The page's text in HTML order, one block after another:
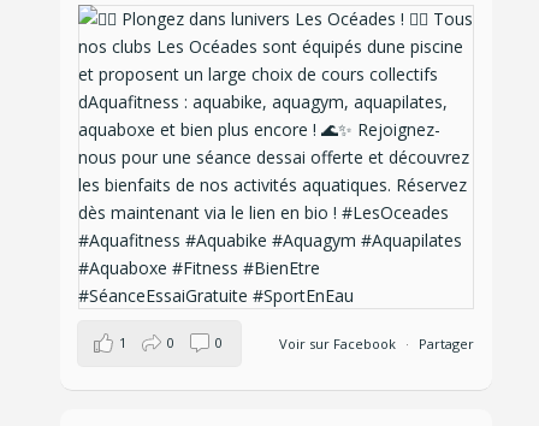
Voir sur Facebook · Partager
1 0 0